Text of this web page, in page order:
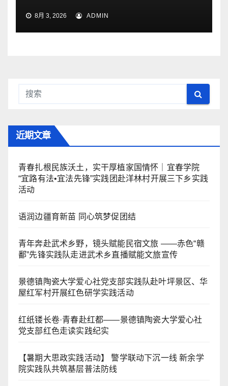
8月 3, 2026 ADMIN
近期文章
青春扎根民族沃土，实干厚植家国情怀｜宜春学院
“宜路有法•宜法先锋”实践团赴洋林村开展三下乡实践
活动
语润边疆育新苗 同心筑梦促团结
青年奔赴武术乡野，镜头赋能民宿文旅 ——赤色“赣
鄱”先锋实践队走进武术乡直播赋能文旅宣传
景德镇陶瓷大学爱心社党支部实践队赴叶坪景区、华
屋红军村开展红色研学实践活动
红纸镂长卷·青春赴红都——景德镇陶瓷大学爱心社
党支部红色走读实践纪实
【暑期大思政实践活动】 警学联动下沉一线 新余学
院实践队共筑基层普法防线